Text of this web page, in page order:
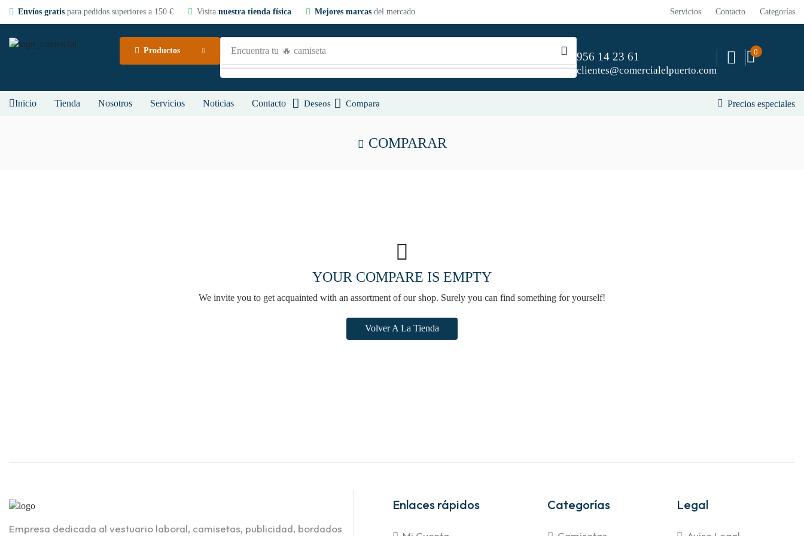
Envíos gratis para pedidos superiores a 150 € Visita nuestra tienda física Mejores marcas del mercado Servicios Contacto Categorías
Productos Encuentra tu 🔥 camiseta 956 14 23 61
clientes@comercialelpuerto.com
0
Inicio Tienda Nosotros Servicios Noticias Contacto Deseos Compara Precios especiales
COMPARAR
YOUR COMPARE IS EMPTY
We invite you to get acquainted with an assortment of our shop. Surely you can find something for yourself!
Volver A La Tienda
Empresa dedicada al vestuario laboral, camisetas, publicidad, bordados
Enlaces rápidos Categorías Legal